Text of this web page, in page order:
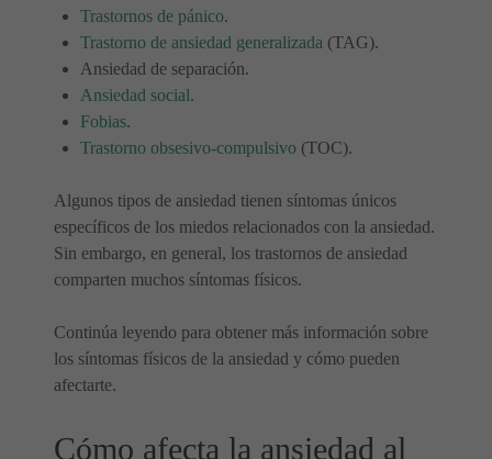
Trastornos de pánico.
Trastorno de ansiedad generalizada (TAG).
Ansiedad de separación.
Ansiedad social.
Fobias.
Trastorno obsesivo-compulsivo (TOC).
Algunos tipos de ansiedad tienen síntomas únicos
específicos de los miedos relacionados con la ansiedad.
Sin embargo, en general, los trastornos de ansiedad
comparten muchos síntomas físicos.
Continúa leyendo para obtener más información sobre
los síntomas físicos de la ansiedad y cómo pueden
afectarte.
Cómo afecta la ansiedad al